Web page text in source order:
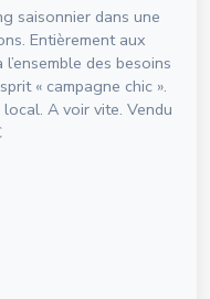
saisonnier dans une
Entièrement aux
des besoins
« campagne chic ».
A voir vite. Vendu